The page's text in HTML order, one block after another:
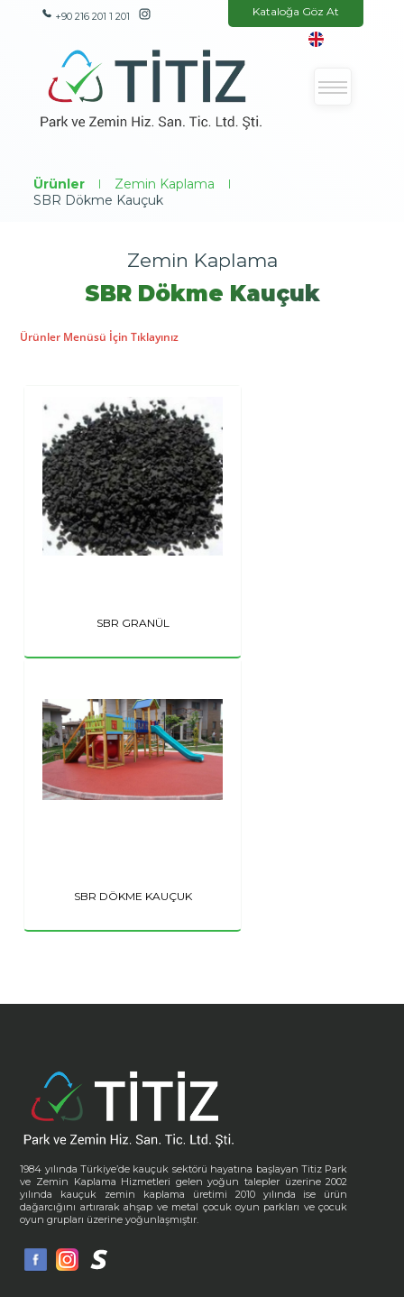
+90 216 201 1 201 Kataloğa Göz At
Ürünler | Zemin Kaplama |
SBR Dökme Kauçuk
Zemin Kaplama
SBR Dökme Kauçuk
Ürünler Menüsü İçin Tıklayınız
SBR GRANÜL
SBR DÖKME KAUÇUK
1984 yılında Türkiye’de kauçuk sektörü hayatına başlayan Titiz Park
ve Zemin Kaplama Hizmetleri gelen yoğun talepler üzerine 2002
yılında kauçuk zemin kaplama üretimi 2010 yılında ise ürün
dağarcığını artırarak ahşap ve metal çocuk oyun parkları ve çocuk
oyun grupları üzerine yoğunlaşmıştır.